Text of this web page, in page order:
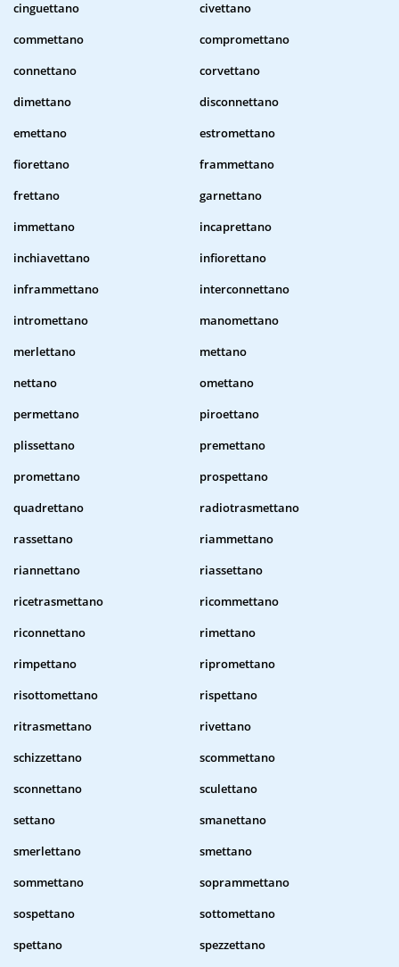
cinguettano
civettano
commettano
compromettano
connettano
corvettano
dimettano
disconnettano
emettano
estromettano
fiorettano
frammettano
frettano
garnettano
immettano
incaprettano
inchiavettano
infiorettano
inframmettano
interconnettano
intromettano
manomettano
merlettano
mettano
nettano
omettano
permettano
piroettano
plissettano
premettano
promettano
prospettano
quadrettano
radiotrasmettano
rassettano
riammettano
riannettano
riassettano
ricetrasmettano
ricommettano
riconnettano
rimettano
rimpettano
ripromettano
risottomettano
rispettano
ritrasmettano
rivettano
schizzettano
scommettano
sconnettano
sculettano
settano
smanettano
smerlettano
smettano
sommettano
soprammettano
sospettano
sottomettano
spettano
spezzettano